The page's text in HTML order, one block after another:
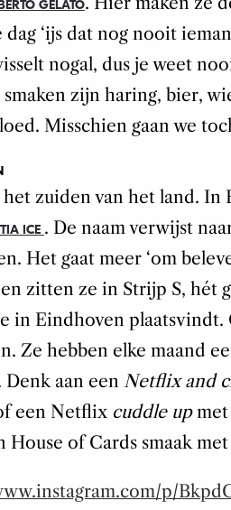
GELATO
dag ‘ijs dat nog nooit
nogal, dus je weet
zijn haring, bier,
Misschien gaan we
het zuiden van het land. In
ICE . De naam verwijst
Het gaat meer ‘om
zitten ze in Strijp S, hét
in Eindhoven plaatsvindt.
Ze hebben elke maand
Denk aan een Netflix and
een Netflix cuddle upmet
House of Cards smaak
p/